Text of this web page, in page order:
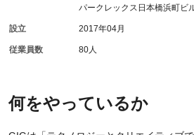
何をやっているか
パークレックス日本橋浜町ビ
設立 2017年04月
従業員数 80人